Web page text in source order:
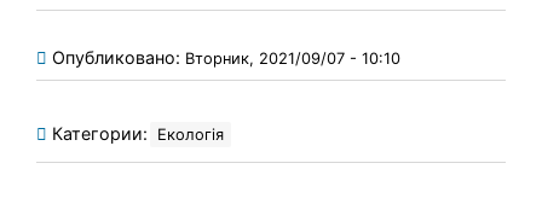
Опубликовано: Вторник, 2021/09/07 - 10:10
Категории: Екологія